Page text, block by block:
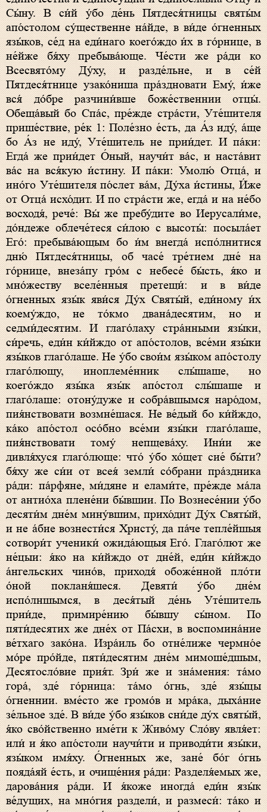
Сы́ну. В си́й у́бо де́нь Пятдеся́тницы святы́м
апо́столом су́щественне на́йде, в ви́де о́гненных
язы́ков, се́д на еди́наго коего́ждо и́х в го́рнице, в
не́йже бя́ху пребыва́юще. Че́сти же ра́ди ко
Всесвято́му Ду́ху, и разде́льне, и в се́й
Пятдеся́тнице узако́ниша пра́здновати Ему́, и́же
вся́ до́бре разчини́вше боже́ственнии отцы́.
Обеща́вый бо Спа́с, пре́жде стра́сти, Уте́шителя
прише́ствие, ре́к 1: Поле́зно е́сть, да А́з иду́, а́ще
бо А́з не иду́, Уте́шитель не прии́дет. И па́ки:
Егда́ же прии́дет О́ный, научи́т ва́с, и наста́вит
ва́с на вся́кую и́стину. И па́ки: Умолю́ Отца́, и
ино́го Уте́шителя по́слет ва́м, Ду́ха и́стины, И́же
от Отца́ исхо́дит. И по стра́сти же, егда́ и на не́бо
восходя́, рече́: Вы́ же пребу́дите во Иерусали́ме,
до́ндеже облече́теся си́лою с высоты́: посыла́ет
Его́: пребыва́ющым бо и́м внегда́ испо́лнитися
дню́ Пятдеся́тницы, об часе́ тре́тием дне́ на
го́рнице, внеза́пу гро́м с небесе́ бы́сть, я́ко и
мно́жеству вселе́нныя претещи́: и в ви́де
о́гненных язы́к яви́ся Ду́х Святы́й, еди́ному и́х
коему́ждо, не то́кмо двана́десятим, но и
седми́десятим. И глаго́лаху стра́нными язы́ки,
си́речь, еди́н ки́йждо от апо́столов, все́ми язы́ки
язы́ков глаго́лаше. Не у́бо свои́м язы́ком апо́столу
глаго́лющу, иноплеме́нник слы́шаше, но
коего́ждо язы́ка язы́к апо́стол слы́шаше и
глаго́лаше: отону́дуже и собра́вшымся наро́дом,
пия́нствовати возмне́шася. Не ве́дый бо ки́йждо,
ка́ко апо́стол осо́бно все́ми язы́ки глаго́лаше,
пия́нствовати тому́ непщева́ху. Ини́и же
дивля́хуся глаго́люще: что́ у́бо хо́щет сие́ бы́ти?
бя́ху же си́и от всея́ земли́ со́брани пра́здника
ра́ди: па́рфяне, ми́дяне и елами́те, пре́жде ма́ла
от антио́ха плене́ни бы́вшии. По Вознесе́нии у́бо
десяти́м дне́м мину́вшим, прихо́дит Ду́х Святы́й,
и не а́бие вознести́ся Христу́, да па́че тепле́йшыя
сотвори́т ученики́ ожида́ющыя Его́. Глаго́лют же
не́цыи: я́ко на ки́йждо от дне́й, еди́н ки́йждо
а́нгельских чино́в, приходя́ обоже́нной пло́ти
о́ной покланя́шеся. Девяти́ у́бо дне́м
испо́лншымся, в деся́тый де́нь Уте́шитель
прии́де, примире́нию бы́вшу сы́ном. По
пяти́десятих же дне́х от Па́схи, в воспомина́ние
ве́тхаго зако́на. Изра́иль бо отне́лиже чермно́е
мо́ре про́йде, пяти́десятим дне́м мимоше́дшым,
Десятосло́вие прия́т. Зри́ же и зна́мения: та́мо
гора́, зде́ го́рница: та́мо о́гнь, зде́ язы́цы
о́гненнии. вме́сто же громо́в и мра́ка, дыха́ние
зе́льное зде́. В ви́де у́бо язы́ков сни́де ду́х святы́й,
я́ко сво́йственно име́ти к Живо́му Сло́ву явля́ет:
или́ и я́ко апо́столи научи́ти и приводи́ти язы́ки,
язы́ком имя́ху. О́гненных же, зане́ бо́г о́гнь
пояда́яй е́сть, и очище́ния ра́ди: Разделя́емых же,
дарова́ния ра́ди. И я́коже иногда́ еди́н язы́к
ве́дущих, на мно́гия раздели́, и размеси́: та́ко и